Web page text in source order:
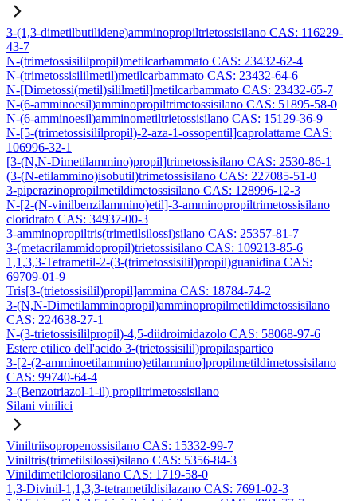
3-(1,3-dimetilbutilidene)amminopropiltrietossisilano CAS: 116229-
43-7
N-(trimetossisililpropil)metilcarbammato CAS: 23432-62-4
N-(trimetossisililmetil)metilcarbammato CAS: 23432-64-6
N-[Dimetossi(metil)sililmetil]metilcarbammato CAS: 23432-65-7
N-(6-amminoesil)amminopropiltrimetossisilano CAS: 51895-58-0
N-(6-amminoesil)amminometiltrietossisilano CAS: 15129-36-9
N-[5-(trimetossisililpropil)-2-aza-1-ossopentil]caprolattame CAS:
106996-32-1
[3-(N,N-Dimetilammino)propil]trimetossisilano CAS: 2530-86-1
(3-(N-etilammino)isobutil)trimetossisilano CAS: 227085-51-0
3-piperazinopropilmetildimetossisilano CAS: 128996-12-3
N-[2-(N-vinilbenzilammino)etil]-3-amminopropiltrimetossisilano
cloridrato CAS: 34937-00-3
3-amminopropiltris(trimetilsilossi)silano CAS: 25357-81-7
3-(metacrilammidopropil)trietossisilano CAS: 109213-85-6
1,1,3,3-Tetrametil-2-(3-(trimetossisilil)propil)guanidina CAS:
69709-01-9
Tris[3-(trietossisilil)propil]ammina CAS: 18784-74-2
3-(N,N-Dimetilamminopropil)amminopropilmetildimetossisilano
CAS: 224638-27-1
N-(3-trietossisililpropil)-4,5-diidroimidazolo CAS: 58068-97-6
Estere etilico dell'acido 3-(trietossisilil)propilaspartico
3-[2-(2-amminoetilammino)etilammino]propilmetildimetossisilano
CAS: 99740-64-4
3-(Benzotriazol-1-il) propiltrimetossisilano
Silani vinilici
Viniltriisopropenossisilano CAS: 15332-99-7
Viniltris(trimetilsilossi)silano CAS: 5356-84-3
Vinildimetilclorosilano CAS: 1719-58-0
1,3-Divinil-1,1,3,3-tetrametildisilazano CAS: 7691-02-3